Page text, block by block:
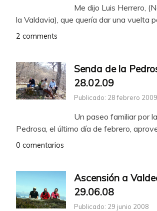
Me dijo Luis Herrero,
la Valdavia), que quería dar una vuelta
2 comments
Senda de la
28.02.09
Publicado: 28 febrero 2009
Un paseo familiar por
Pedrosa, el último día de febrero,
0 comentarios
Ascensión a
29.06.08
Publicado: 29 junio 2008